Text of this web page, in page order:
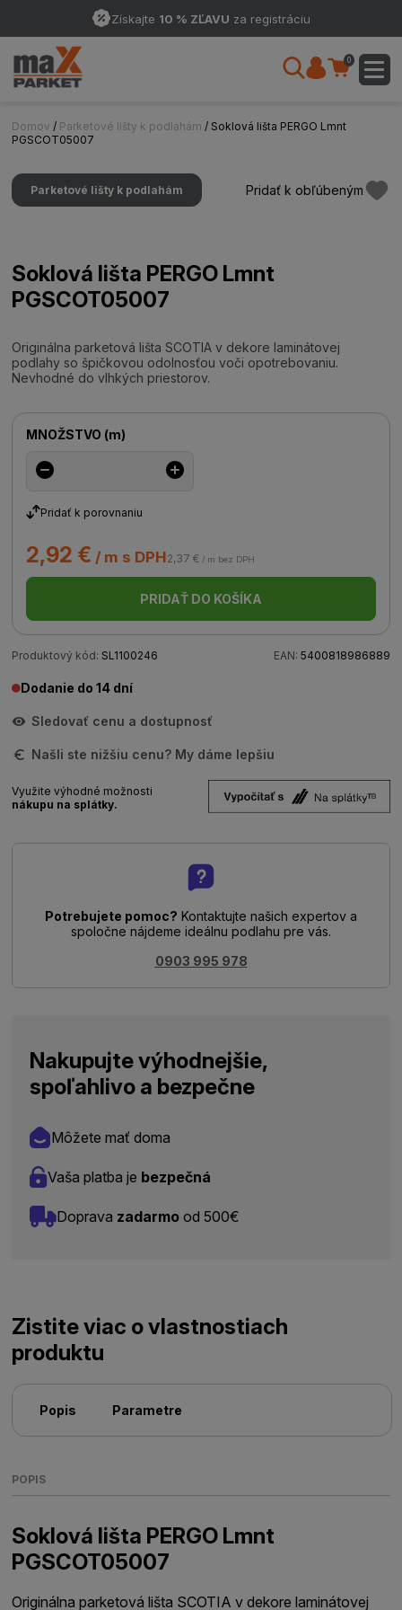
Získajte 10 % ZĽAVU za registráciu
0
Domov / Parketové lišty k podlahám / Soklová lišta PERGO Lmnt
PGSCOT05007
Parketové lišty k podlahám Pridať k obľúbeným
Soklová lišta PERGO Lmnt
PGSCOT05007
Originálna parketová lišta SCOTIA v dekore laminátovej
podlahy so špičkovou odolnosťou voči opotrebovaniu.
Nevhodné do vlhkých priestorov.
MNOŽSTVO (m)
Pridať k porovnaniu
2,92 € / m s DPH2,37 € / m bez DPH
PRIDAŤ DO KOŠÍKA
Produktový kód: SL1100246 EAN: 5400818986889
Dodanie do 14 dní
Sledovať cenu a dostupnosť
Našli ste nižšiu cenu? My dáme lepšiu
Využite výhodné možnosti
nákupu na splátky.
Potrebujete pomoc? Kontaktujte našich expertov a
spoločne nájdeme ideálnu podlahu pre vás.
0903 995 978
Nakupujte výhodnejšie,
spoľahlivo a bezpečne
Môžete mať doma
Vaša platba je bezpečná
Doprava zadarmo od 500€
Zistite viac o vlastnostiach
produktu
Popis Parametre
POPIS
Soklová lišta PERGO Lmnt
PGSCOT05007
Originálna parketová lišta SCOTIA v dekore laminátovej